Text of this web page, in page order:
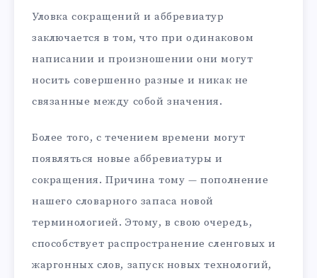
Уловка сокращений и аббревиатур
заключается в том, что при одинаковом
написании и произношении они могут
носить совершенно разные и никак не
связанные между собой значения.
Более того, с течением времени могут
появляться новые аббревиатуры и
сокращения. Причина тому — пополнение
нашего словарного запаса новой
терминологией. Этому, в свою очередь,
способствует распространение сленговых и
жаргонных слов, запуск новых технологий,